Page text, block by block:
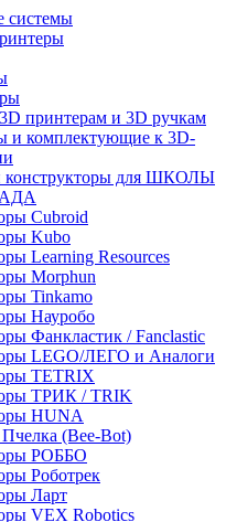
системы
принтерам и 3D ручкам
и комплектующие к 3D-
конструкторы для ШКОЛЫ
Cubroid
Kubo
Learning Resources
Morphun
Tinkamo
Науробо
Фанкластик / Fanclastic
LEGO/ЛЕГО и Аналоги
TETRIX
ТРИК / TRIK
HUNA
(Bee-Bot)
РОББО
Роботрек
Ларт
VEX Robotics